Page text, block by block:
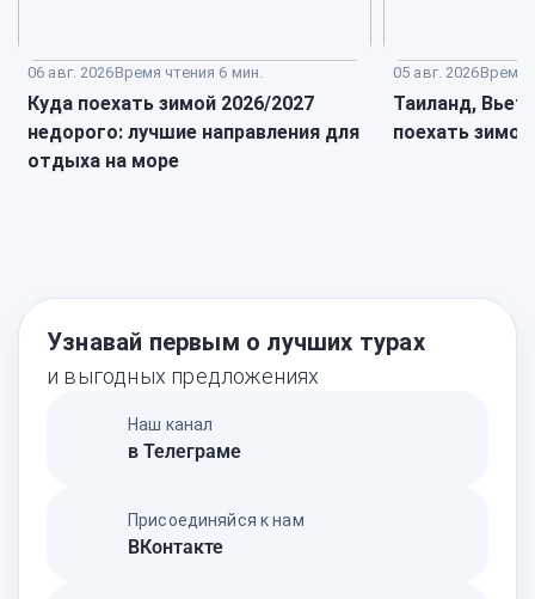
06 авг. 2026Время чтения 6 мин.
Куда поехать зимой 2026/2027
недорого: лучшие направления для
отдыха на море
05 авг. 2026Время
Таиланд,
поехать зимой
Узнавай первым о лучших турах
и выгодных предложениях
Наш канал
в Телеграме
Присоединяйся к нам
ВКонтакте